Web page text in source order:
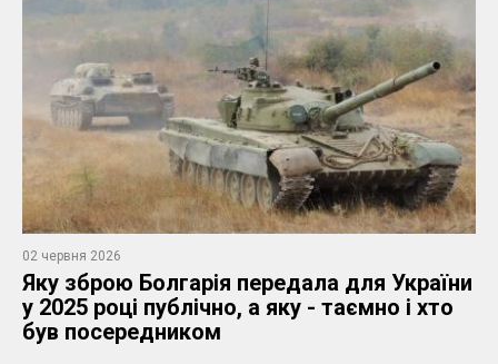
02 червня 2026
Яку зброю Болгарія передала для України
у 2025 році публічно, а яку - таємно і хто
був посередником